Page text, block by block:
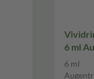
6 ml
6 ml